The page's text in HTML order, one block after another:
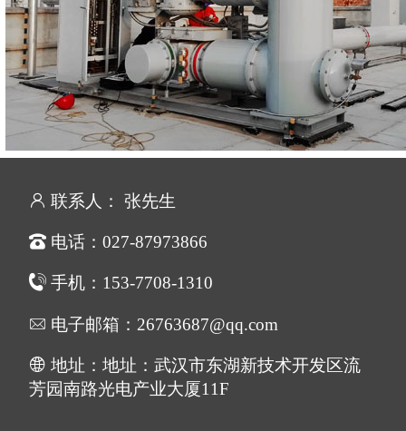
联系人： 张先生
电话：027-87973866
手机：153-7708-1310
电子邮箱：26763687@qq.com
地址：地址：武汉市东湖新技术开发区流
芳园南路光电产业大厦11F